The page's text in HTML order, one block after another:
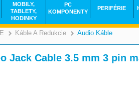
Káble A Redukcie Audio Káble
Jack Cable 3.5 mm 3 pin
MOBILY,
TABLETY,
HODINKY
PC
KOMPONENTY
PERIFÉRIE